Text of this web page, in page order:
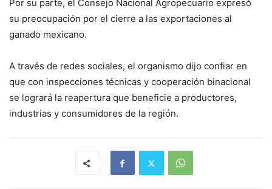
Por su parte, el Consejo Nacional Agropecuario expresó
su preocupación por el cierre a las exportaciones al
ganado mexicano.
A través de redes sociales, el organismo dijo confiar en
que con inspecciones técnicas y cooperación binacional
se logrará la reapertura que beneficie a productores,
industrias y consumidores de la región.